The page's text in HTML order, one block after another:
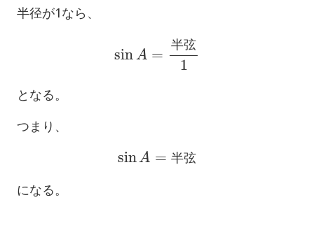
半径が1なら、
弦
半弦1
となる。
つまり、
弦
sin A =半弦
になる。